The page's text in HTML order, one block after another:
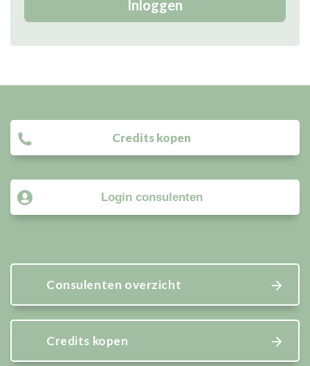
Credits kopen
Login consulenten
Consulenten overzicht
Credits kopen